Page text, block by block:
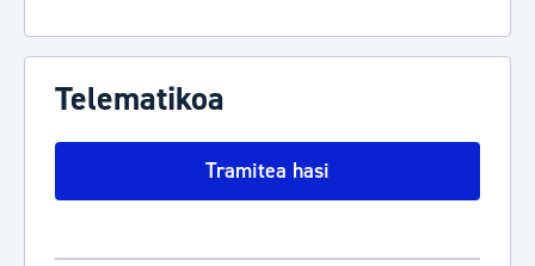
Telematikoa
Tramitea hasi